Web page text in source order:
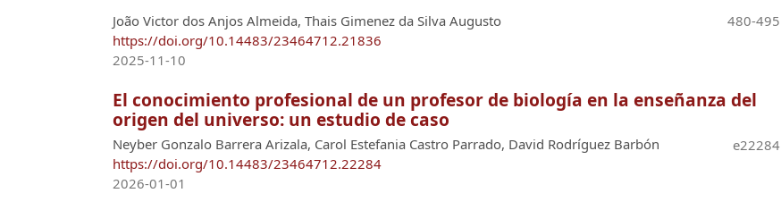
João Victor dos Anjos Almeida, Thais Gimenez da Silva Augusto
https://doi.org/10.14483/23464712.21836
480-495
2025-11-10
El conocimiento profesional de un profesor de biología en la enseñanza del
origen del universo: un estudio de caso
Neyber Gonzalo Barrera Arizala, Carol Estefania Castro Parrado, David Rodríguez Barbón
https://doi.org/10.14483/23464712.22284
e22284
2026-01-01